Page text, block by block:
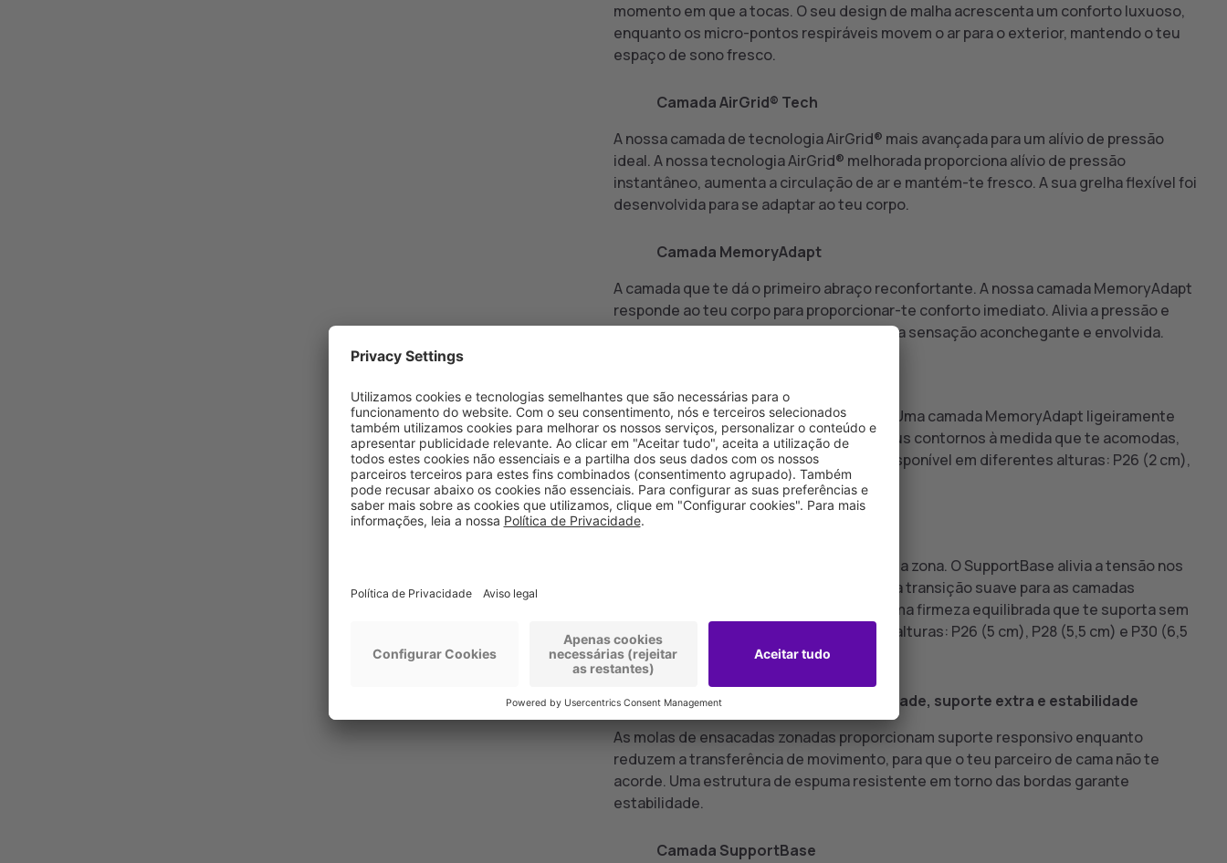
momento em que a tocas. O seu design de malha acrescenta um conforto luxuoso,
enquanto os micro-pontos respiráveis movem o ar para o exterior, mantendo o teu
espaço de sono fresco.
Camada AirGrid® Tech
A nossa camada de tecnologia AirGrid® mais avançada para um alívio de pressão
ideal. A nossa tecnologia AirGrid® melhorada proporciona alívio de pressão
instantâneo, aumenta a circulação de ar e mantém-te fresco. A sua grelha flexível foi
desenvolvida para se adaptar ao teu corpo.
Camada MemoryAdapt
A camada que te dá o primeiro abraço reconfortante. A nossa camada MemoryAdapt
responde ao teu corpo para proporcionar-te conforto imediato. Alivia a pressão e
contorna-se com as tuas curvas para essa sensação aconchegante e envolvida.
A camada que aprofunda o teu conforto. Uma camada MemoryAdapt ligeiramente
mais firme ajusta-se suavemente aos teus contornos à medida que te acomodas,
proporcionando-te um alívio profundo. Disponível em diferentes alturas: P26 (2 cm),
P28 (3,5 cm) e P30 (4,5 cm)
5
A camada que te mantém apoiado em cada zona. O SupportBase alivia a tensão nos
pontos de pressão sensíveis, criando uma transição suave para as camadas
centrais. Isto proporciona ao teu corpo uma firmeza equilibrada que te suporta sem
deixar afundar. Disponível em diferentes alturas: P26 (5 cm), P28 (5,5 cm) e P30 (6,5
cm).
Camada que acrescenta elasticidade, suporte extra e estabilidade
As molas de ensacadas zonadas proporcionam suporte responsivo enquanto
reduzem a transferência de movimento, para que o teu parceiro de cama não te
acorde. Uma estrutura de espuma resistente em torno das bordas garante
estabilidade.
Camada SupportBase